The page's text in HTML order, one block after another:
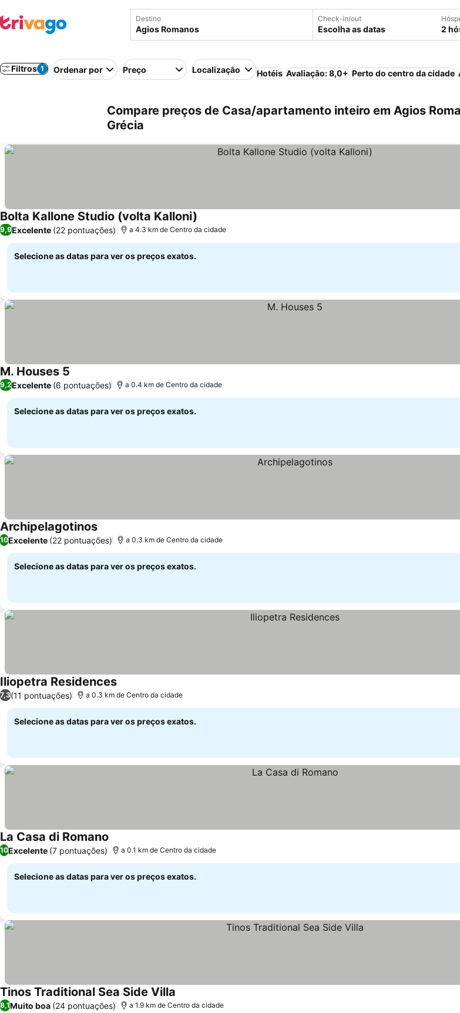
Destino Check-in/out
Escolha as datas 2
Filtros 1 Ordenar por Preço Localização Hotéis Avaliação: 8,0+ Perto do centro da cidade
Compare preços de Casa/apartamento inteiro em Agios
Grécia
Bolta Kallone Studio (volta Kalloni)
9,9Excelente (22 pontuações) a 4.3 km de Centro da cidade
Selecione as datas para ver os preços exatos.
M. Houses 5
9,2Excelente (6 pontuações) a 0.4 km de Centro da cidade
Selecione as datas para ver os preços exatos.
ArchipelagotinosVer preços
10Excelente (22 pontuações) a 0.3 km de Centro da cidade
Selecione as datas para ver os preços exatos.
Iliopetra ResidencesVer preços
7,3(11 pontuações) a 0.3 km de Centro da cidade
Selecione as datas para ver os preços exatos.
La Casa di Romano Ver preços
10Excelente (7 pontuações) a 0.1 km de Centro da cidade
Selecione as datas para ver os preços exatos.
Tinos Traditional Sea Side Villa
8,1Muito boa (24 pontuações) a 1.9 km de Centro da cidade